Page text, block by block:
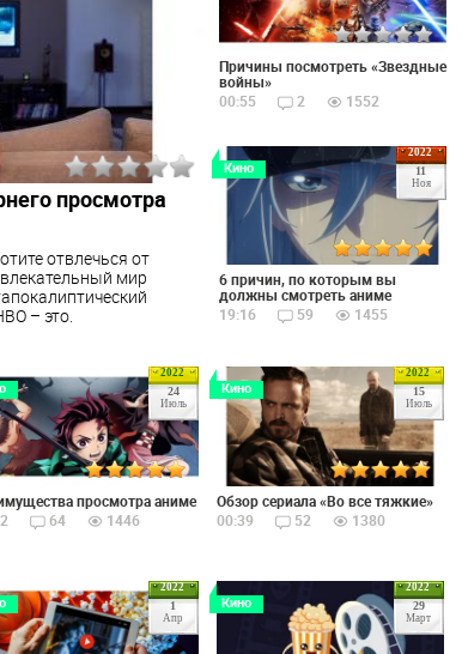
просмотра
отвлечься от
мир
– это.
Причины посмотреть «Звездные
войны»
00:55
2 1552
2022
11
Ноя
Кино
6 причин, по которым вы
должны смотреть аниме
19:16
59 1455
2022
24
Июль
просмотра аниме
64 1446
2022
15
Июль
Кино
Обзор сериала «Во все тяжкие»
00:39
52 1380
2022
1
Апр
2022
29
Март
Кино